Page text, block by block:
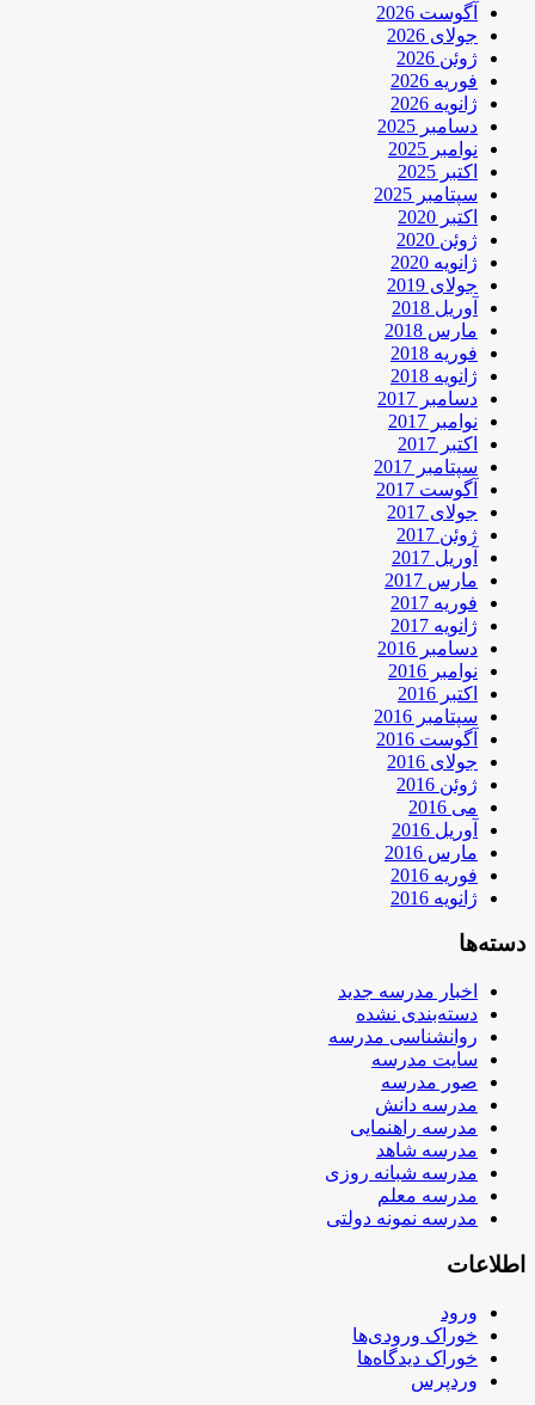
آگوست 2026
جولای 2026
ژوئن 2026
فوریه 2026
ژانویه 2026
دسامبر 2025
نوامبر 2025
اکتبر 2025
سپتامبر 2025
اکتبر 2020
ژوئن 2020
ژانویه 2020
جولای 2019
آوریل 2018
مارس 2018
فوریه 2018
ژانویه 2018
دسامبر 2017
نوامبر 2017
اکتبر 2017
سپتامبر 2017
آگوست 2017
جولای 2017
ژوئن 2017
آوریل 2017
مارس 2017
فوریه 2017
ژانویه 2017
دسامبر 2016
نوامبر 2016
اکتبر 2016
سپتامبر 2016
آگوست 2016
جولای 2016
ژوئن 2016
می 2016
آوریل 2016
مارس 2016
فوریه 2016
ژانویه 2016
دسته‌ها
اخبار مدرسه جدید
دسته‌بندی نشده
روانشناسی مدرسه
سایت مدرسه
صور مدرسه
مدرسه دانش
مدرسه راهنمایی
مدرسه شاهد
مدرسه شبانه روزی
مدرسه معلم
مدرسه نمونه دولتی
اطلاعات
ورود
خوراک ورودی‌ها
خوراک دیدگاه‌ها
وردپرس